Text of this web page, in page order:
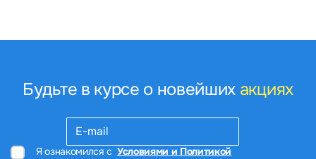
Будьте в курсе о новейших акциях
Я ознакомился с Условиями и Политикой